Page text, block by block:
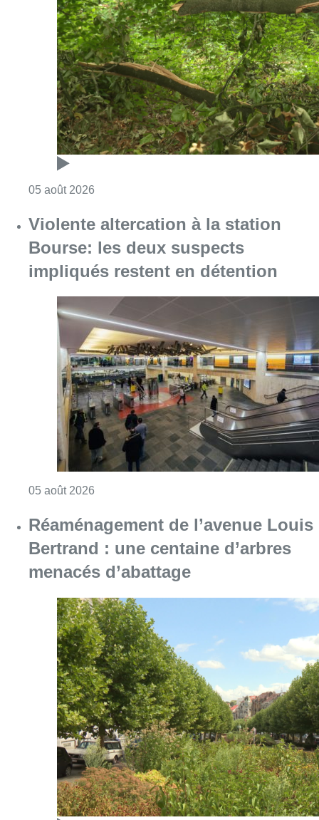
05 août 2026
Violente altercation à la station
Bourse: les deux suspects
impliqués restent en détention
05 août 2026
Réaménagement de l’avenue Louis
Bertrand : une centaine d’arbres
menacés d’abattage